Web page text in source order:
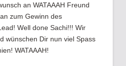
an WATAAAH Freund
zum Gewinn des
Well done Sachi!!! Wir
wünschen Dir nun viel Spass
WATAAAH!